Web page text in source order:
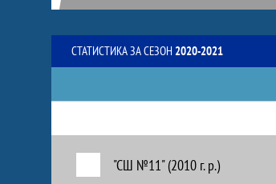
СТАТИСТИКА ЗА СЕЗОН 2020-2021
"СШ №11" (2010 г. р.)